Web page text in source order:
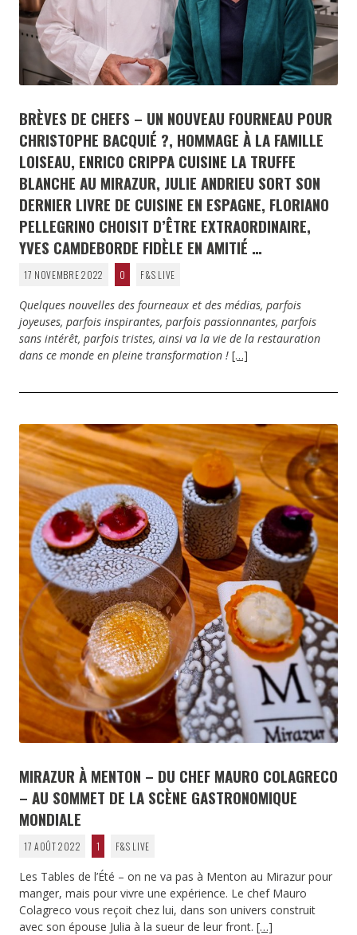
BRÈVES DE CHEFS – UN NOUVEAU FOURNEAU POUR
CHRISTOPHE BACQUIÉ ?, HOMMAGE À LA FAMILLE
LOISEAU, ENRICO CRIPPA CUISINE LA TRUFFE
BLANCHE AU MIRAZUR, JULIE ANDRIEU SORT SON
DERNIER LIVRE DE CUISINE EN ESPAGNE, FLORIANO
PELLEGRINO CHOISIT D’ÊTRE EXTRAORDINAIRE,
YVES CAMDEBORDE FIDÈLE EN AMITIÉ …
17 NOVEMBRE 2022 0 F&S LIVE
Quelques nouvelles des fourneaux et des médias, parfois
joyeuses, parfois inspirantes, parfois passionnantes, parfois
sans intérêt, parfois tristes, ainsi va la vie de la restauration
dans ce monde en pleine transformation ! […]
MIRAZUR À MENTON – DU CHEF MAURO COLAGRECO
– AU SOMMET DE LA SCÈNE GASTRONOMIQUE
MONDIALE
17 AOÛT 2022 1 F&S LIVE
Les Tables de l’Été – on ne va pas à Menton au Mirazur pour
manger, mais pour vivre une expérience. Le chef Mauro
Colagreco vous reçoit chez lui, dans son univers construit
avec son épouse Julia à la sueur de leur front. […]